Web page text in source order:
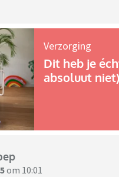
Verzorging
Dit heb je
absoluut niet)
om 10:01